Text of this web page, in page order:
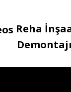
Reha
Demontajı